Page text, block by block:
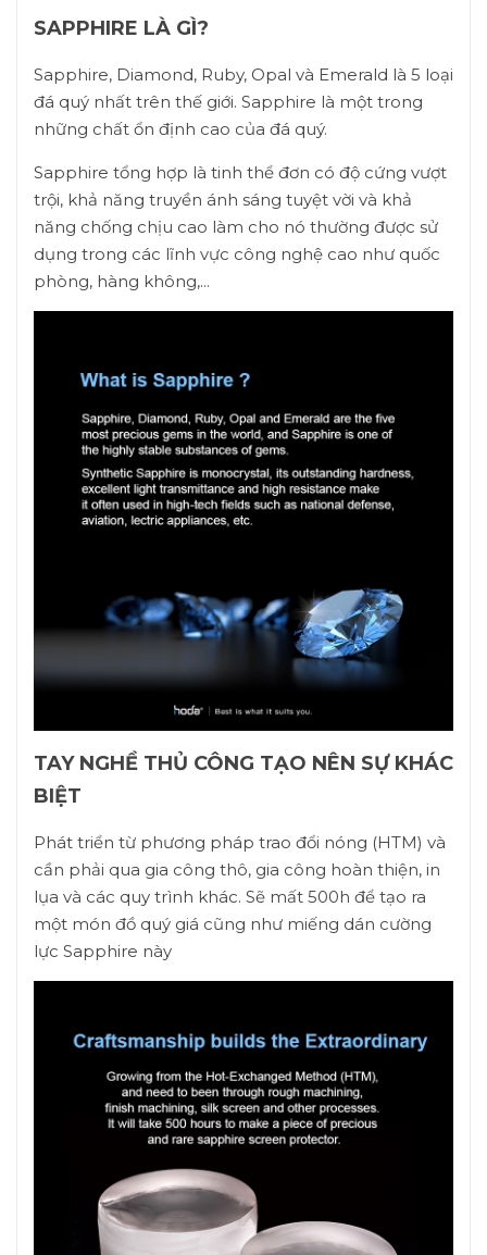
SAPPHIRE LÀ GÌ?
Sapphire, Diamond, Ruby, Opal và Emerald là 5 loại
đá quý nhất trên thế giới. Sapphire là một trong
những chất ổn định cao của đá quý.
Sapphire tổng hợp là tinh thể đơn có độ cứng vượt
trội, khả năng truyền ánh sáng tuyệt vời và khả
năng chống chịu cao làm cho nó thường được sử
dụng trong các lĩnh vực công nghệ cao như quốc
phòng, hàng không,...
TAY NGHỀ THỦ CÔNG TẠO NÊN SỰ KHÁC
BIỆT
Phát triển từ phương pháp trao đổi nóng (HTM) và
cần phải qua gia công thô, gia công hoàn thiện, in
lụa và các quy trình khác. Sẽ mất 500h để tạo ra
một món đồ quý giá cũng như miếng dán cường
lực Sapphire này